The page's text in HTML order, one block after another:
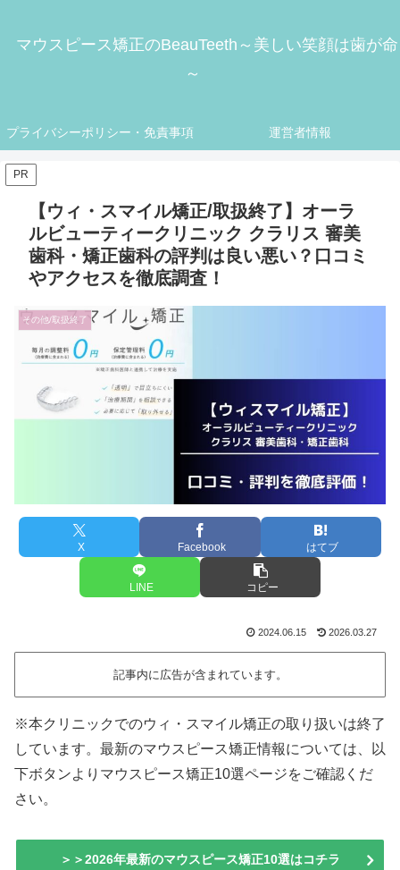
マウスピース矯正のBeauTeeth～美しい笑顔は歯が命
～
プライバシーポリシー・免責事項 運営者情報
PR
【ウィ・スマイル矯正/取扱終了】オーラ
ルビューティークリニック クラリス 審美
歯科・矯正歯科の評判は良い悪い？口コミ
やアクセスを徹底調査！
その他/取扱終了
X Facebook はてブ
LINE コピー
2024.06.15 2026.03.27
記事内に広告が含まれています。
※本クリニックでのウィ・スマイル矯正の取り扱いは終了
しています。最新のマウスピース矯正情報については、以
下ボタンよりマウスピース矯正10選ページをご確認くだ
さい。
＞＞2026年最新のマウスピース矯正10選はコチラ